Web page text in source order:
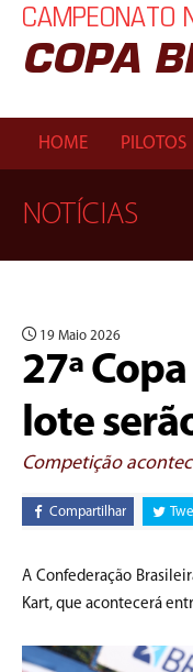
CAMPEONATO
COPA
HOME PILOTOS
NOTÍCIAS
19 Maio 2026
27ª
lote
Competição
Compartilhar
A Confederação
Kart, que acontecerá